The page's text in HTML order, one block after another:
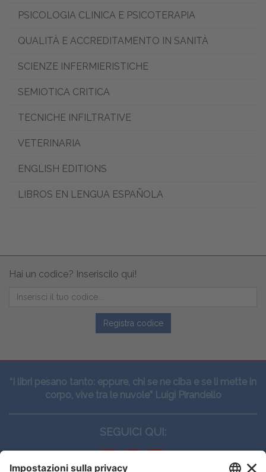
PSICOLOGIA CLINICA E PSICOTERAPIA
QUALITÀ E ACCREDITAMENTO IN SANITÀ
SCIENZE INFERMIERISTICHE
SEMIOTICA CRITICA
TECNICHE INFILTRATIVE
VETERINARIA
ENGLISH EDITIONS
LIBROS EN LENGUA ESPAÑOLA
Hai un codice? Inseriscilo qui!
Registra codice
“I libri pesano tanto: eppure, chi se ne ciba e se li mette in
corpo, vive tra le nuvole” Luigi Pirandello
SEGUICI QUI: